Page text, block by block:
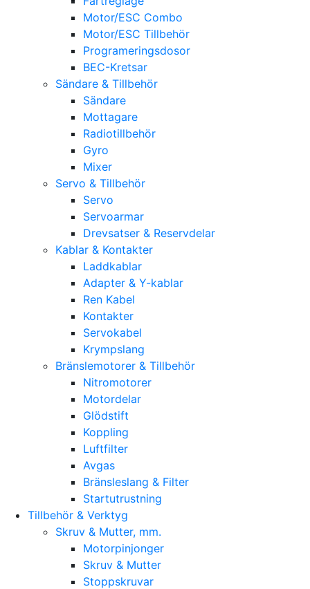
Motor/ESC Combo
Motor/ESC Tillbehör
Programeringsdosor
BEC-Kretsar
Sändare & Tillbehör
Sändare
Mottagare
Radiotillbehör
Gyro
Mixer
Servo & Tillbehör
Servo
Servoarmar
Drevsatser & Reservdelar
Kablar & Kontakter
Laddkablar
Adapter & Y-kablar
Ren Kabel
Kontakter
Servokabel
Krympslang
Bränslemotorer & Tillbehör
Nitromotorer
Motordelar
Glödstift
Koppling
Luftfilter
Avgas
Bränsleslang & Filter
Startutrustning
Tillbehör & Verktyg
Skruv & Mutter, mm.
Motorpinjonger
Skruv & Mutter
Stoppskruvar